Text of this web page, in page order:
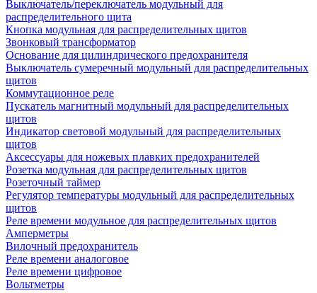
Выключатель/переключатель модульный для
распределительного щита
Кнопка модульная для распределительных щитов
Звонковый трансформатор
Основание для цилиндрического предохранителя
Выключатель сумеречный модульный для распределительных
щитов
Коммутационное реле
Пускатель магнитный модульный для распределительных
щитов
Индикатор световой модульный для распределительных
щитов
Аксессуары для ножевых плавких предохранителей
Розетка модульная для распределительных щитов
Розеточный таймер
Регулятор температуры модульный для распределительных
щитов
Реле времени модульное для распределительных щитов
Амперметры
Вилочный предохранитель
Реле времени аналоговое
Реле времени цифровое
Вольтметры